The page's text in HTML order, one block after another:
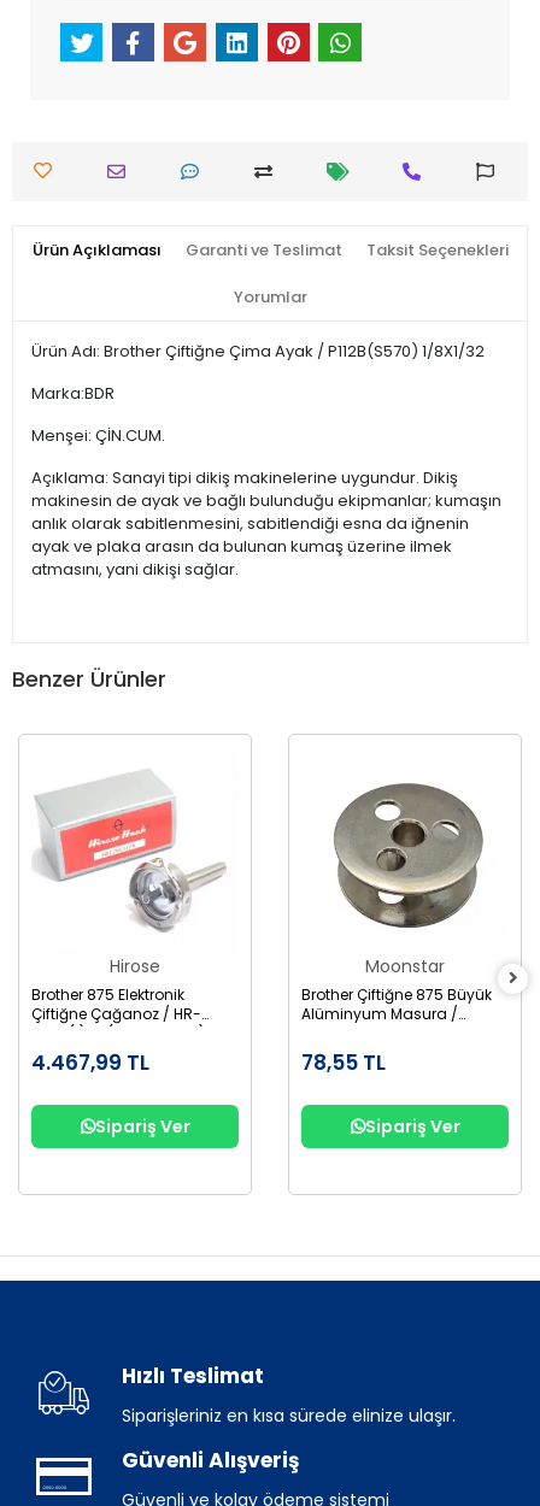
Ürün Açıklaması Garanti ve Teslimat Taksit Seçenekleri
Yorumlar
Ürün Adı: Brother Çiftiğne Çima Ayak / P112B(S570) 1/8X1/32
Marka:BDR
Menşei: ÇİN.CUM.
Açıklama: Sanayi tipi dikiş makinelerine uygundur. Dikiş
makinesin de ayak ve bağlı bulunduğu ekipmanlar; kumaşın
anlık olarak sabitlenmesini, sabitlendiği esna da iğnenin
ayak ve plaka arasın da bulunan kumaş üzerine ilmek
atmasını, yani dikişi sağlar.
Benzer Ürünler
Hirose
Brother 875 Elektronik
Çiftiğne Çağanoz / HR-
12MC(1)TR (SA1689-001)
4.467,99 TL
Sipariş Ver
Moonstar
Brother Çiftiğne 875 Büyük
Alüminyum Masura /
78,55 TL
Sipariş Ver
Hızlı Teslimat
Siparişleriniz en kısa sürede elinize ulaşır.
Güvenli Alışveriş
Güvenli ve kolay ödeme sistemi